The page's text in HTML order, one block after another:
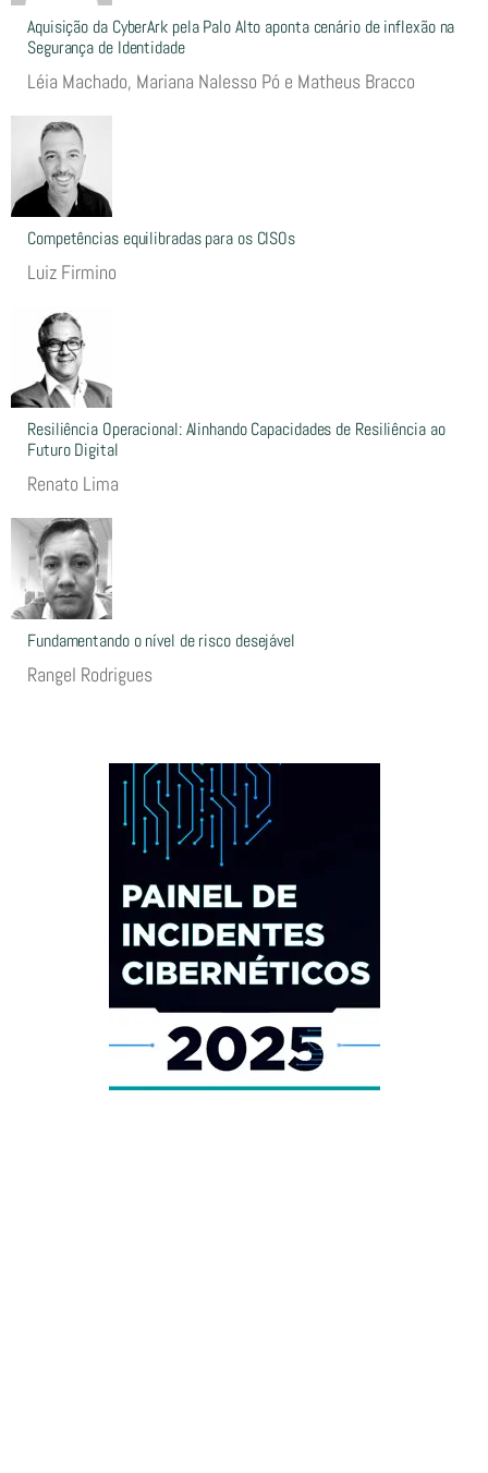
Aquisição da CyberArk pela Palo Alto aponta cenário de inflexão na
Segurança de Identidade
Léia Machado, Mariana Nalesso Pó e Matheus Bracco
Competências equilibradas para os CISOs
Luiz Firmino
Resiliência Operacional: Alinhando Capacidades de Resiliência ao
Futuro Digital
Renato Lima
Fundamentando o nível de risco desejável
Rangel Rodrigues